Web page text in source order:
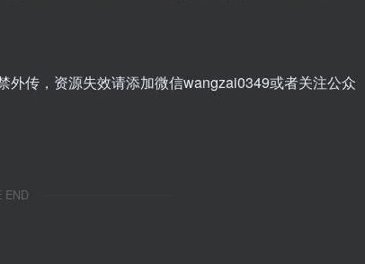
传，资源失效请添加微信wangzai0349或者关注公众
END